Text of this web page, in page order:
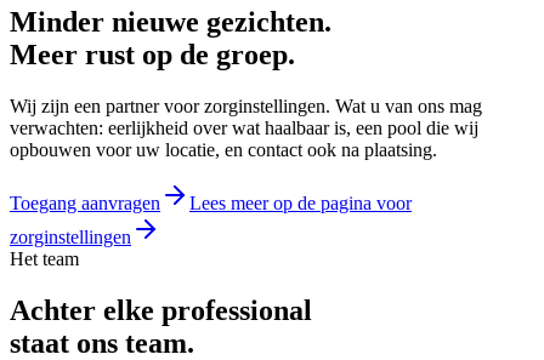
Minder nieuwe gezichten.
Meer rust op de groep.
Wij zijn een partner voor zorginstellingen. Wat u van ons mag
verwachten: eerlijkheid over wat haalbaar is, een pool die wij
opbouwen voor uw locatie, en contact ook na plaatsing.
Toegang aanvragen
Lees meer op de pagina voor
zorginstellingen
Het team
Achter elke professional
staat ons team.